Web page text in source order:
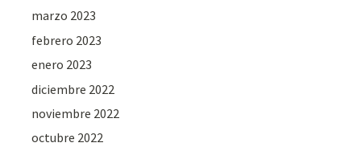
marzo 2023
febrero 2023
enero 2023
diciembre 2022
noviembre 2022
octubre 2022